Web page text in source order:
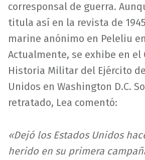
corresponsal de guerra.
titula así en la revista de
marine anónimo en Peleliu
Actualmente, se exhibe en el
Historia Militar del Ejército
Unidos en Washington D.C.
retratado, Lea comentó:
«Dejó los Estados Unidos
herido en su primera